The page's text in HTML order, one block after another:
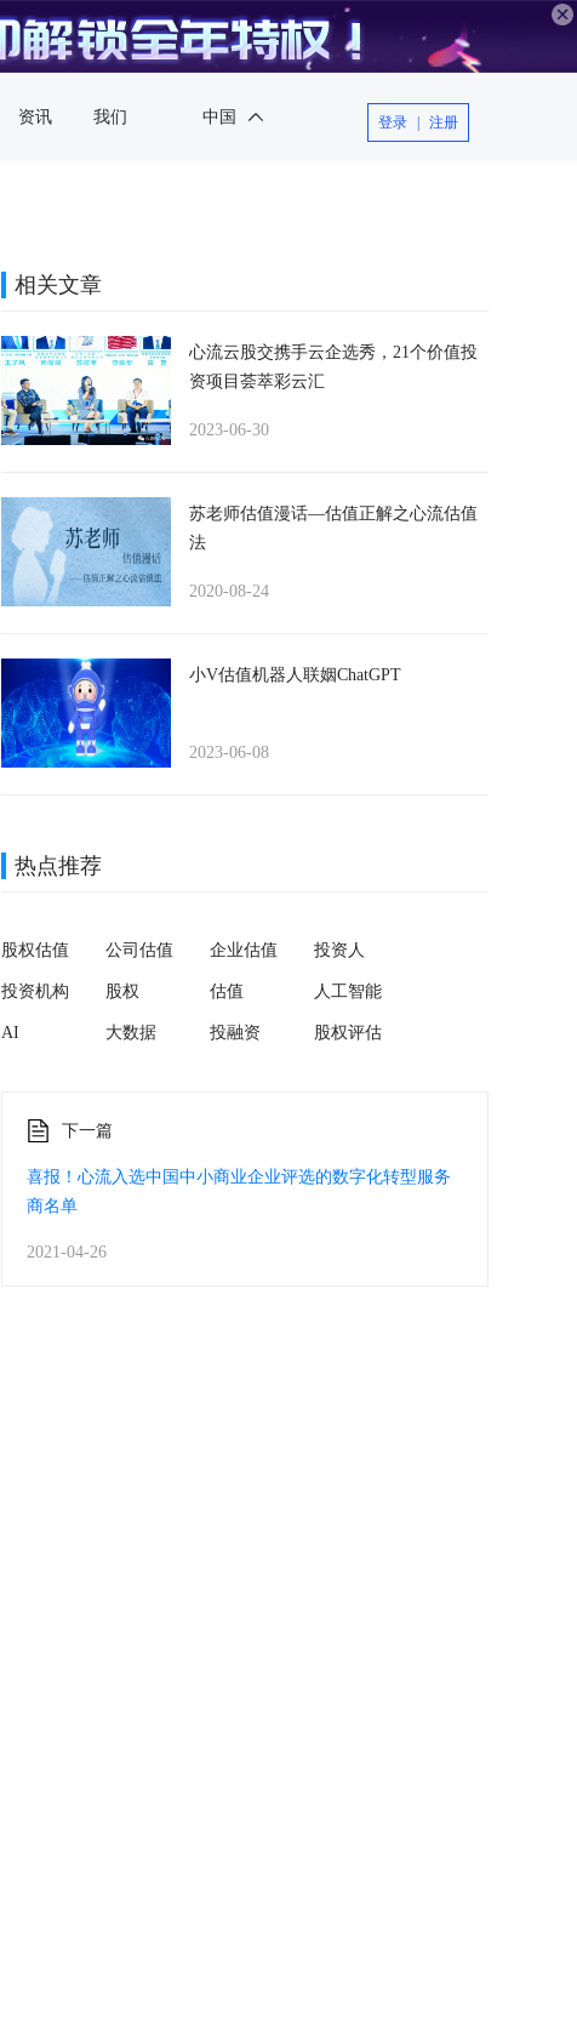
资讯 我们 中国 登录 注册
相关文章
心流云股交携手云企选秀，21个价值投
资项目荟萃彩云汇
2023-06-30
苏老师估值漫话—估值正解之心流估值
法
2020-08-24
小V估值机器人联姻ChatGPT
2023-06-08
热点推荐
股权估值 公司估值 企业估值 投资人
投资机构 股权 估值 人工智能
AI 大数据 投融资 股权评估
下一篇
喜报！心流入选中国中小商业企业评选的数字化转型服务
商名单
2021-04-26